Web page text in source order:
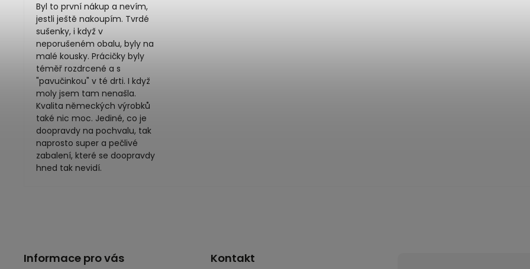
Byl to první nákup a nevím,
jestli ještě nakoupím. Tvrdé
sušenky, i když v
neporušeném obalu, byly na
malé kousky. Prácičky byly
téměř rozdrcené a s
"pavučinkou" v té drti. I když
moly jsem tam nenašla.
Kvalita německých výrobků
také nic moc. Jediné, co je
doopravdy na pochvalu, tak
naprosto super a pečlivé
zabalení, které se doopravdy
hned tak nevidí.
Informace pro vás Kontakt